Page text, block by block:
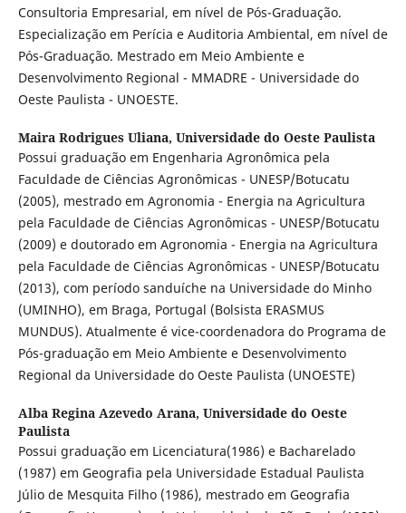
Consultoria Empresarial, em nível de Pós-Graduação.
Especialização em Perícia e Auditoria Ambiental, em nível de
Pós-Graduação. Mestrado em Meio Ambiente e
Desenvolvimento Regional - MMADRE - Universidade do
Oeste Paulista - UNOESTE.
Maira Rodrigues Uliana, Universidade do Oeste Paulista
Possui graduação em Engenharia Agronômica pela
Faculdade de Ciências Agronômicas - UNESP/Botucatu
(2005), mestrado em Agronomia - Energia na Agricultura
pela Faculdade de Ciências Agronômicas - UNESP/Botucatu
(2009) e doutorado em Agronomia - Energia na Agricultura
pela Faculdade de Ciências Agronômicas - UNESP/Botucatu
(2013), com período sanduíche na Universidade do Minho
(UMINHO), em Braga, Portugal (Bolsista ERASMUS
MUNDUS). Atualmente é vice-coordenadora do Programa de
Pós-graduação em Meio Ambiente e Desenvolvimento
Regional da Universidade do Oeste Paulista (UNOESTE)
Alba Regina Azevedo Arana, Universidade do Oeste
Paulista
Possui graduação em Licenciatura(1986) e Bacharelado
(1987) em Geografia pela Universidade Estadual Paulista
Júlio de Mesquita Filho (1986), mestrado em Geografia